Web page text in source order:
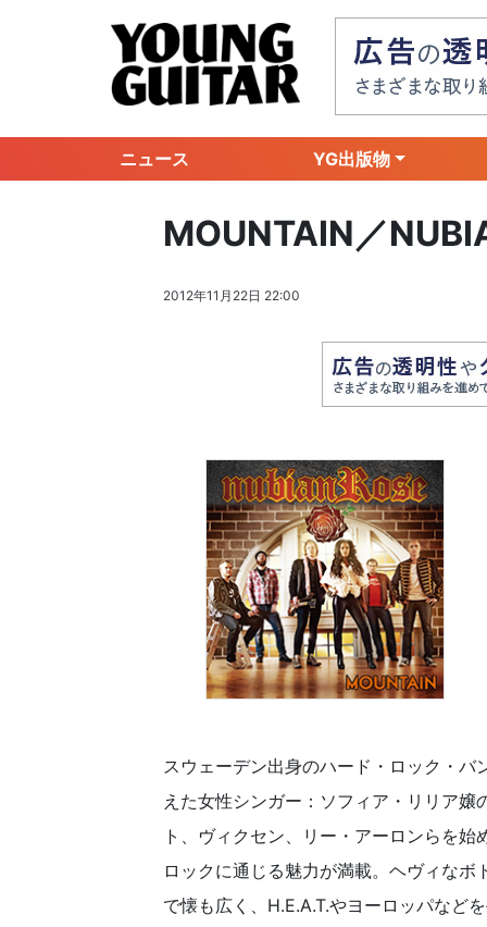
ニュース YG出版物
MOUNTAIN／
2012年11月22日 22:00
スウェーデン出身のハード・ロック・
えた女性シンガー：ソフィア・リリア
ト、ヴィクセン、リー・アーロンらを
ロックに通じる魅力が満載。ヘヴィな
で懐も広く、H.E.A.T.やヨーロッパなど